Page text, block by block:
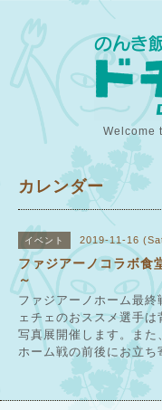
Welcome
カレンダー
イベント 2019-11-16
ファジアーノコラボ食
～
ファジアーノホーム最
ェチェのおススメ選手
写真展開催します。また
ホーム戦の前後にお立ち